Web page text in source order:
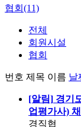
협회(11)
전체
회원시설
협회
번호 제목 이름 날
[알림] 경기
업평가사)
경직협